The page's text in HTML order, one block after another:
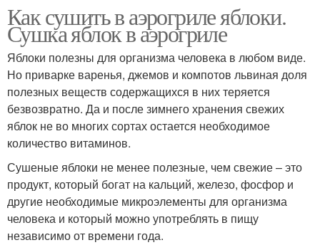
Как сушить в аэрогриле яблоки.
Сушка яблок в аэрогриле
Яблоки полезны для организма человека в любом виде.
Но приварке варенья, джемов и компотов львиная доля
полезных веществ содержащихся в них теряется
безвозвратно. Да и после зимнего хранения свежих
яблок не во многих сортах остается необходимое
количество витаминов.
Сушеные яблоки не менее полезные, чем свежие – это
продукт, который богат на кальций, железо, фосфор и
другие необходимые микроэлементы для организма
человека и который можно употреблять в пищу
независимо от времени года.